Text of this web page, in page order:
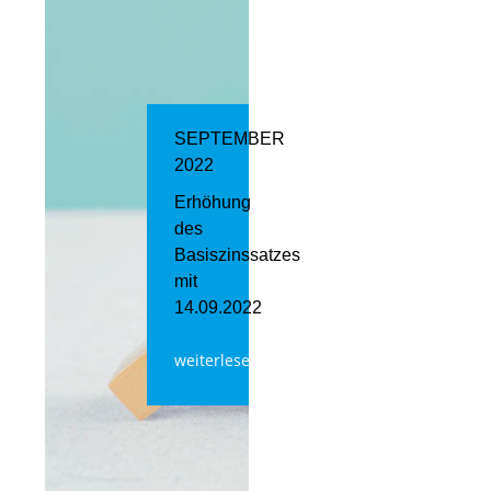
SEPTEMBER
2022
Erhöhung
des
Basiszinssatzes
mit
14.09.2022
weiterlesen